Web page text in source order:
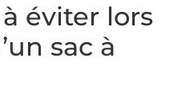
éviter lors
sac à